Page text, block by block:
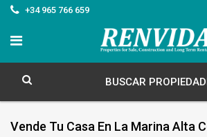
+34 965 766 659
BUSCAR
Vende Tu Casa En La Marina Alta